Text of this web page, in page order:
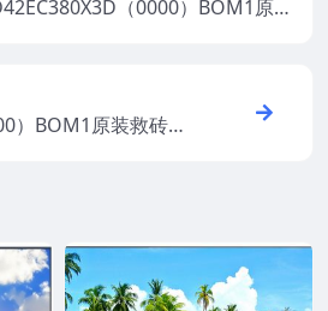
（0000）BOM1原装
）BOM1原装救砖刷